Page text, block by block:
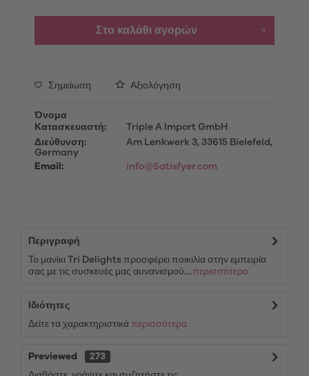
Στο καλάθι αγορών
Σημείωση Αξιολόγηση
Όνομα
Κατασκευαστή:
Triple A Import GmbH
Διεύθυνση:
Am Lenkwerk 3, 33615 Bielefeld,
Germany
Email:
info@Satisfyer.com
Περιγραφή
Το μανίκι Tri Delights προσφέρει ποικιλία στην εμπειρία
σας με τις συσκευές μας αυνανισμού....περισσότερα
Ιδιότητες
Δείτε τα χαρακτηριστικά περισσότερα
Previewed
273